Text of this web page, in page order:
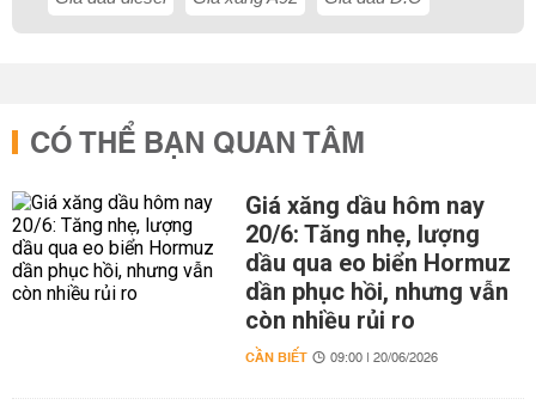
CÓ THỂ BẠN QUAN TÂM
Giá xăng dầu hôm nay
20/6: Tăng nhẹ, lượng
dầu qua eo biển Hormuz
dần phục hồi, nhưng vẫn
còn nhiều rủi ro
CẦN BIẾT 09:00 | 20/06/2026